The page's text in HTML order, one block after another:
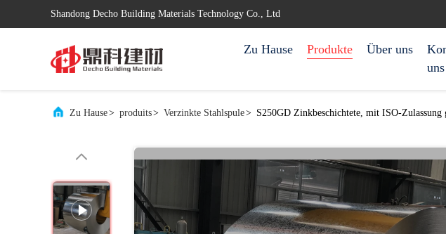
Shandong Decho Building Materials Technology Co., Ltd
Zu Hause Produkte Über uns
uns
Zu Hause> produits> Verzinkte Stahlspule> S250GD Zinkbeschichtete, mit ISO-Zulassung